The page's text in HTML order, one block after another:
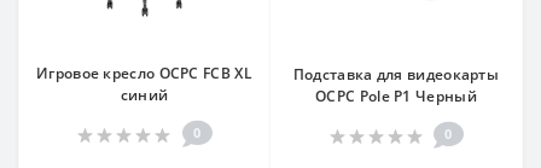
Игровое кресло OCPC FCB XL
синий
0
Подставка для видеокарты
OCPC Pole P1 Черный
0